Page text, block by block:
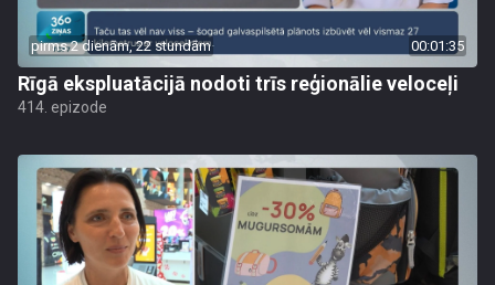
pirms 2 dienām, 22 stundām 00:01:35
Rīgā ekspluatācijā nodoti trīs reģionālie veloceļi
414. epizode